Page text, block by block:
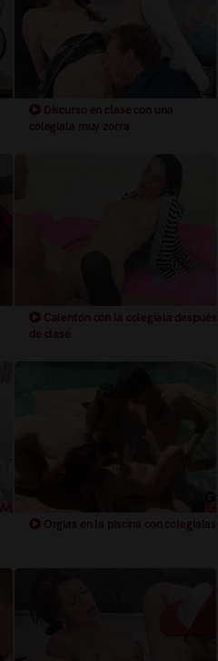
Discurso en clase con una
colegiala muy zorra
Calentón con la colegiala después
de clase
Orgias en la piscina con colegialas